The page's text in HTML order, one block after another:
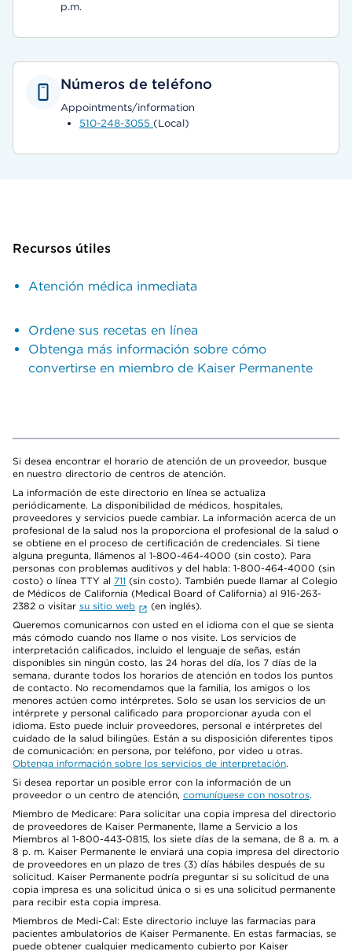
p.m.
Números de teléfono
Appointments/information
510-248-3055 (Local)
Recursos útiles
Atención médica inmediata
Ordene sus recetas en línea
Obtenga más información sobre cómo
convertirse en miembro de Kaiser Permanente
Si desea encontrar el horario de atención de un proveedor, busque
en nuestro directorio de centros de atención.
La información de este directorio en línea se actualiza
periódicamente. La disponibilidad de médicos, hospitales,
proveedores y servicios puede cambiar. La información acerca de un
profesional de la salud nos la proporciona el profesional de la salud o
se obtiene en el proceso de certificación de credenciales. Si tiene
alguna pregunta, llámenos al 1-800-464-4000 (sin costo). Para
personas con problemas auditivos y del habla: 1-800-464-4000 (sin
costo) o línea TTY al 711 (sin costo). También puede llamar al Colegio
de Médicos de California (Medical Board of California) al 916-263-
2382 o visitar su sitio web
(en inglés).
Queremos comunicarnos con usted en el idioma con el que se sienta
más cómodo cuando nos llame o nos visite. Los servicios de
interpretación calificados, incluido el lenguaje de señas, están
disponibles sin ningún costo, las 24 horas del día, los 7 días de la
semana, durante todos los horarios de atención en todos los puntos
de contacto. No recomendamos que la familia, los amigos o los
menores actúen como intérpretes. Solo se usan los servicios de un
intérprete y personal calificado para proporcionar ayuda con el
idioma. Esto puede incluir proveedores, personal e intérpretes del
cuidado de la salud bilingües. Están a su disposición diferentes tipos
de comunicación: en persona, por teléfono, por video u otras.
Obtenga información sobre los servicios de interpretación.
Si desea reportar un posible error con la información de un
proveedor o un centro de atención, comuníquese con nosotros.
Miembro de Medicare: Para solicitar una copia impresa del directorio
de proveedores de Kaiser Permanente, llame a Servicio a los
Miembros al 1-800-443-0815, los siete días de la semana, de 8 a. m. a
8 p. m. Kaiser Permanente le enviará una copia impresa del directorio
de proveedores en un plazo de tres (3) días hábiles después de su
solicitud. Kaiser Permanente podría preguntar si su solicitud de una
copia impresa es una solicitud única o si es una solicitud permanente
para recibir esta copia impresa.
Miembros de Medi-Cal: Este directorio incluye las farmacias para
pacientes ambulatorios de Kaiser Permanente. En estas farmacias, se
puede obtener cualquier medicamento cubierto por Kaiser